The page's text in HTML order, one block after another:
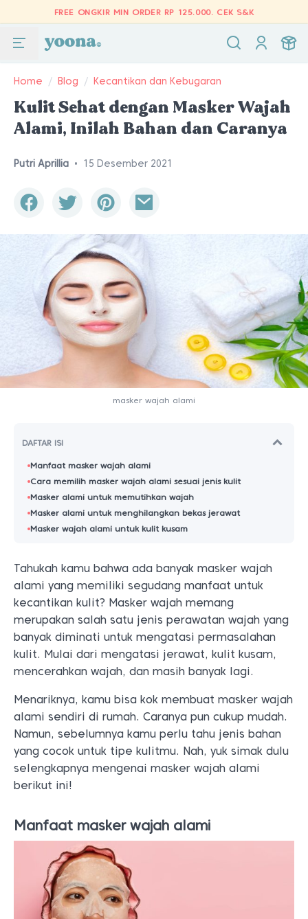
FREE ONGKIR MIN ORDER RP 125.000. CEK S&K
Home / Blog / Kecantikan dan Kebugaran
Kulit Sehat dengan Masker Wajah
Alami, Inilah Bahan dan Caranya
Putri Aprillia • 15 Desember 2021
masker wajah alami
DAFTAR ISI
Manfaat masker wajah alami
Cara memilih masker wajah alami sesuai jenis kulit
Masker alami untuk memutihkan wajah
Masker alami untuk menghilangkan bekas jerawat
Masker wajah alami untuk kulit kusam
Tahukah kamu bahwa ada banyak masker wajah
alami yang memiliki segudang manfaat untuk
kecantikan kulit? Masker wajah memang
merupakan salah satu jenis perawatan wajah yang
banyak diminati untuk mengatasi permasalahan
kulit. Mulai dari mengatasi jerawat, kulit kusam,
mencerahkan wajah, dan masih banyak lagi.
Menariknya, kamu bisa kok membuat masker wajah
alami sendiri di rumah. Caranya pun cukup mudah.
Namun, sebelumnya kamu perlu tahu jenis bahan
yang cocok untuk tipe kulitmu. Nah, yuk simak dulu
selengkapnya mengenai masker wajah alami
berikut ini!
Manfaat masker wajah alami